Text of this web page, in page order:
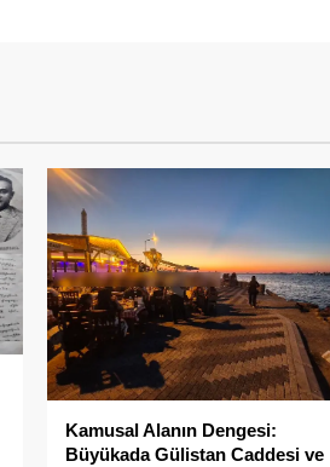
Kamusal Alanın Dengesi:
Büyükada Gülistan Caddesi ve